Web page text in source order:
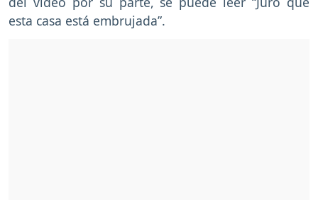
esta casa está embrujada”.